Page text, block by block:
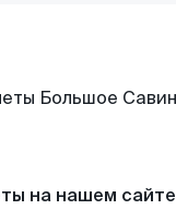
на нашем сайте